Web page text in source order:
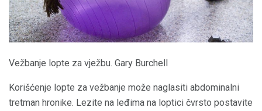
Vežbanje lopte za vježbu. Gary Burchell
Korišćenje lopte za vežbanje može naglasiti abdominalni
tretman hronike. Lezite na leđima na loptici čvrsto postavite